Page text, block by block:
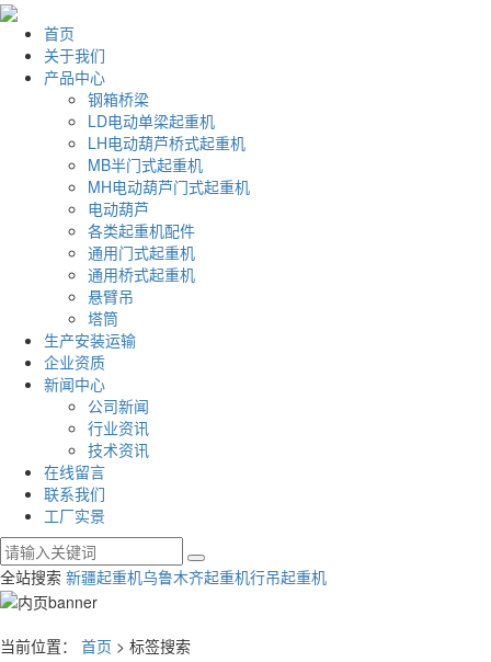
首页
关于我们
产品中心
钢箱桥梁
LD电动单梁起重机
LH电动葫芦桥式起重机
MB半门式起重机
MH电动葫芦门式起重机
电动葫芦
各类起重机配件
通用门式起重机
通用桥式起重机
悬臂吊
塔筒
生产安装运输
企业资质
新闻中心
公司新闻
行业资讯
技术资讯
在线留言
联系我们
工厂实景
全站搜索 新疆起重机乌鲁木齐起重机行吊起重机
当前位置： 首页 > 标签搜索